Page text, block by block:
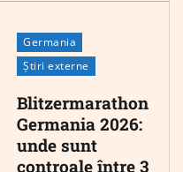
Germania
Știri externe
Blitzermarathon
Germania 2026:
unde sunt
controale între 3